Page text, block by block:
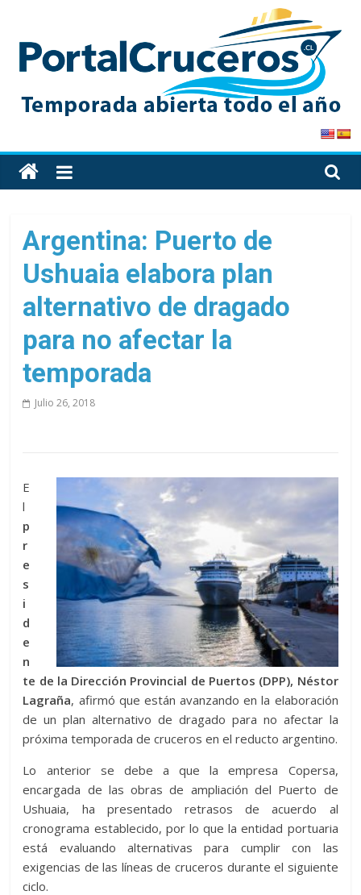
content
PortalCruceros
Toda
la
cruceros
en
solo
Argentina: Puerto de
Ushuaia elabora plan
alternativo de dragado
para no afectar la
temporada
Julio 26, 2018
E
l
p
r
e
s
i
d
e
n
te de la Dirección Provincial de Puertos (DPP), Néstor
Lagraña, afirmó que están avanzando en la elaboración
de un plan alternativo de dragado para no afectar la
próxima temporada de cruceros en el reducto argentino.
Lo anterior se debe a que la empresa Copersa,
encargada de las obras de ampliación del Puerto de
Ushuaia, ha presentado retrasos de acuerdo al
cronograma establecido, por lo que la entidad portuaria
está evaluando alternativas para cumplir con las
exigencias de las líneas de cruceros durante el siguiente
ciclo.